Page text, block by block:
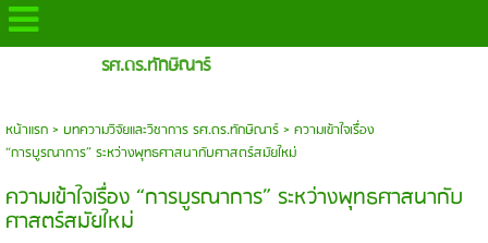
รศ.ดร.ทักษิณาร์
หน้าแรก> บทความวิจัยและวิชาการ รศ.ดร.ทักษิณาร์> ความเข้าใจเรื่อง
“การบูรณาการ” ระหว่างพุทธศาสนากับศาสตร์สมัยใหม่
ความเข้าใจเรื่อง “การบูรณาการ” ระหว่างพุทธศาสนากับ
ศาสตร์สมัยใหม่